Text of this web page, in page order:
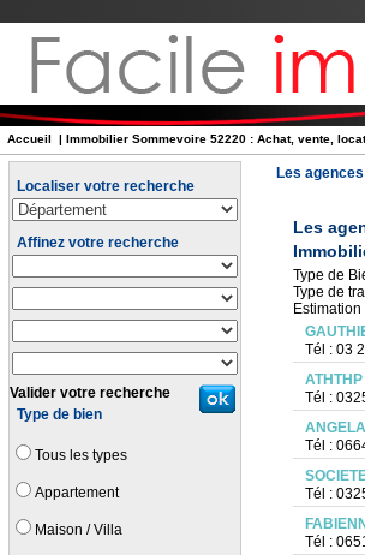
Accueil | Immobilier Sommevoire 52220 : Achat, vente,
Localiser votre recherche
Affinez votre recherche
Valider votre recherche
Type de bien
Tous les types
Appartement
Maison / Villa
Les
Les
Type de
Type de
Tél : 03
ATHTHP
Tél :
Tél :
Tél :
Tél :